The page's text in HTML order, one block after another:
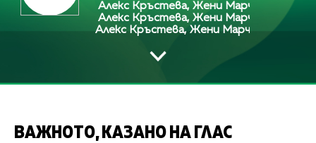
Алекс Кръстева, Жени Марчева и Диана
Алекс Кръстева, Жени Марчева и Диана
Алекс Кръстева, Жени Марчева и Диана
ВАЖНОТО, КАЗАНО НА ГЛАС